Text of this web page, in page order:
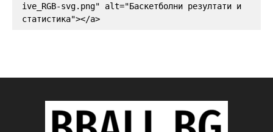
ive_RGB-svg.png" alt="Баскетболни резултати и
статистика"></a>